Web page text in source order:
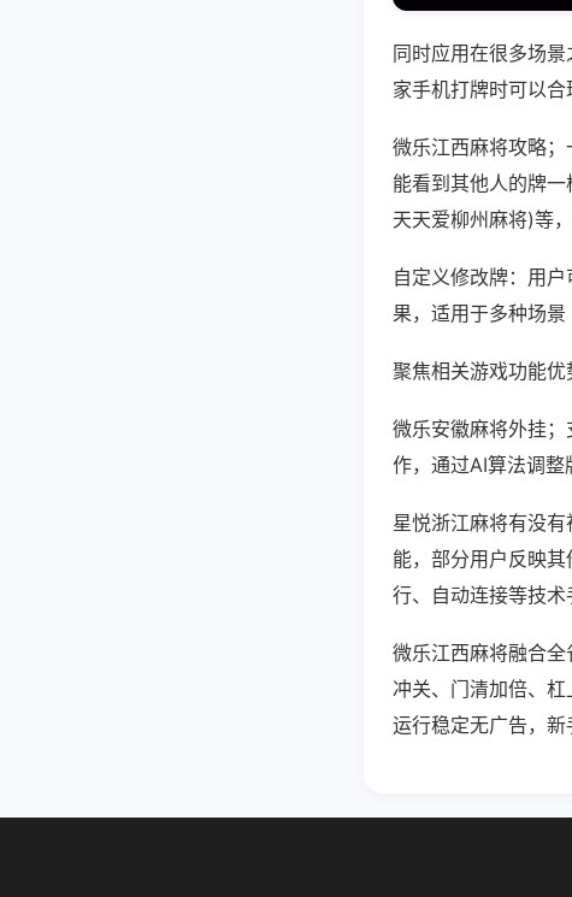
同时应用在很多场
家手机打牌时可以合
微乐江西麻将攻略
能看到其他人的牌
天天爱柳州麻将)等
自定义修改牌：用
果，适用于多种场景
聚焦相关游戏功能优
微乐安徽麻将外挂
作，通过AI算法调整
星悦浙江麻将有没有
能，部分用户反映其
行、自动连接等技术
微乐江西麻将融合全
冲关、门清加倍、
运行稳定无广告，新